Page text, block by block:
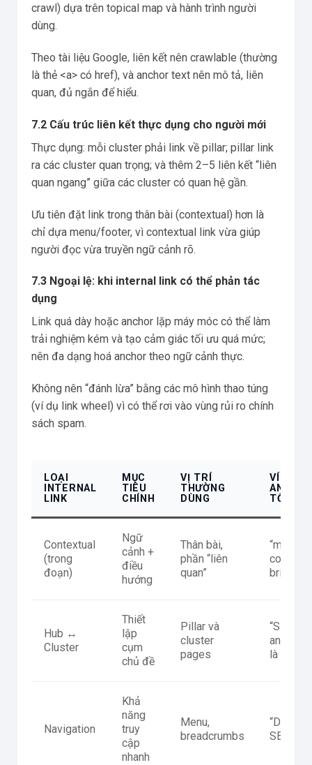
crawl) dựa trên topical map và hành trình người
dùng.
Theo tài liệu Google, liên kết nên crawlable (thường
là thẻ <a> có href), và anchor text nên mô tả, liên
quan, đủ ngắn để hiểu.
7.2 Cấu trúc liên kết thực dụng cho người mới
Thực dụng: mỗi cluster phải link về pillar; pillar link
ra các cluster quan trọng; và thêm 2–5 liên kết “liên
quan ngang” giữa các cluster có quan hệ gần.
Ưu tiên đặt link trong thân bài (contextual) hơn là
chỉ dựa menu/footer, vì contextual link vừa giúp
người đọc vừa truyền ngữ cảnh rõ.
7.3 Ngoại lệ: khi internal link có thể phản tác
dụng
Link quá dày hoặc anchor lặp máy móc có thể làm
trải nghiệm kém và tạo cảm giác tối ưu quá mức;
nên đa dạng hoá anchor theo ngữ cảnh thực.
Không nên “đánh lừa” bằng các mô hình thao túng
(ví dụ link wheel) vì có thể rơi vào vùng rủi ro chính
sách spam.
LOẠI
INTERNAL
LINK
MỤC
TIÊU
CHÍNH
VỊ TRÍ
THƯỜNG
DÙNG
VÍ DỤ
TỐT
Contextual
(trong
đoạn)
Ngữ
cảnh +
điều
hướng
Thân bài,
phần “liên
quan”
“mẫu
content
brief”
Hub ↔
Cluster
Thiết
lập
cụm
chủ đề
Pillar và
cluster
pages
“SERP
analysis
là gì”
Navigation
Khả
năng
truy
cập
nhanh
Menu,
breadcrumbs
“Dịch vụ
SEO”